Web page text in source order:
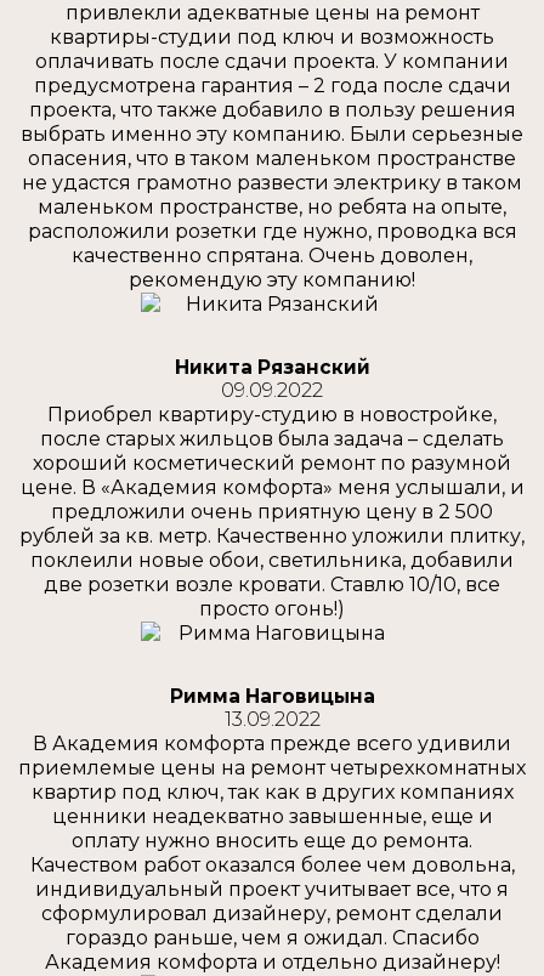
привлекли адекватные цены на ремонт
квартиры-студии под ключ и возможность
оплачивать после сдачи проекта. У компании
предусмотрена гарантия – 2 года после сдачи
проекта, что также добавило в пользу решения
выбрать именно эту компанию. Были серьезные
опасения, что в таком маленьком пространстве
не удастся грамотно развести электрику в таком
маленьком пространстве, но ребята на опыте,
расположили розетки где нужно, проводка вся
качественно спрятана. Очень доволен,
рекомендую эту компанию!
Никита Рязанский
09.09.2022
Приобрел квартиру-студию в новостройке,
после старых жильцов была задача – сделать
хороший косметический ремонт по разумной
цене. В «Академия комфорта» меня услышали, и
предложили очень приятную цену в 2 500
рублей за кв. метр. Качественно уложили плитку,
поклеили новые обои, светильника, добавили
две розетки возле кровати. Ставлю 10/10, все
просто огонь!)
Римма Наговицына
13.09.2022
В Академия комфорта прежде всего удивили
приемлемые цены на ремонт четырехкомнатных
квартир под ключ, так как в других компаниях
ценники неадекватно завышенные, еще и
оплату нужно вносить еще до ремонта.
Качеством работ оказался более чем довольна,
индивидуальный проект учитывает все, что я
сформулировал дизайнеру, ремонт сделали
гораздо раньше, чем я ожидал. Спасибо
Академия комфорта и отдельно дизайнеру!